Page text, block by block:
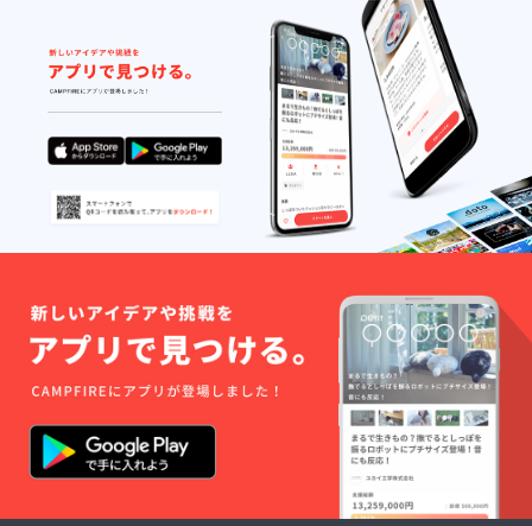
ンもご
ざいま
す。ご
相談下
さい。
※支援
時、必
ず備考
欄にご
希望の
お名前
をご記
入くだ
さい。
ない場
合は
CAMPF
IREの
ユー
ザー名
を掲載
いたし
ます。
くださ
い。